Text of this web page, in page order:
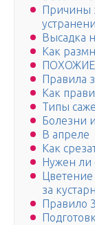
Причины
Высадка
Как
Правила
Как
Типы
Болезни
В апреле
Как
Нужен ли
Цветение
за
Правило